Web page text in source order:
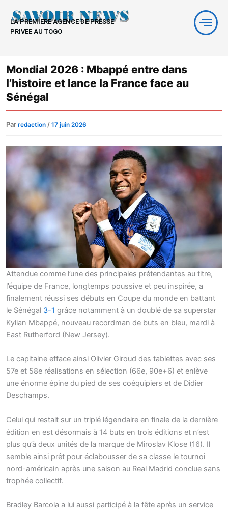
contenu
LA PREMIERE AGENCE DE PRESSE
PRIVEE AU TOGO
Mondial 2026 : Mbappé entre dans
l’histoire et lance la France face au
Sénégal
Par redaction / 17 juin 2026
Attendue comme l’une des principales prétendantes au titre,
l’équipe de France, longtemps poussive et peu inspirée, a
finalement réussi ses débuts en Coupe du monde en battant
le Sénégal 3-1 grâce notamment à un doublé de sa superstar
Kylian Mbappé, nouveau recordman de buts en bleu, mardi à
East Rutherford (New Jersey).
Le capitaine efface ainsi Olivier Giroud des tablettes avec ses
57e et 58e réalisations en sélection (66e, 90e+6) et enlève
une énorme épine du pied de ses coéquipiers et de Didier
Deschamps.
Celui qui restait sur un triplé légendaire en finale de la dernière
édition en est désormais à 14 buts en trois éditions et n’est
plus qu’à deux unités de la marque de Miroslav Klose (16). Il
semble ainsi prêt pour éclabousser de sa classe le tournoi
nord-américain après une saison au Real Madrid conclue sans
trophée collectif.
Bradley Barcola a lui aussi participé à la fête après un service